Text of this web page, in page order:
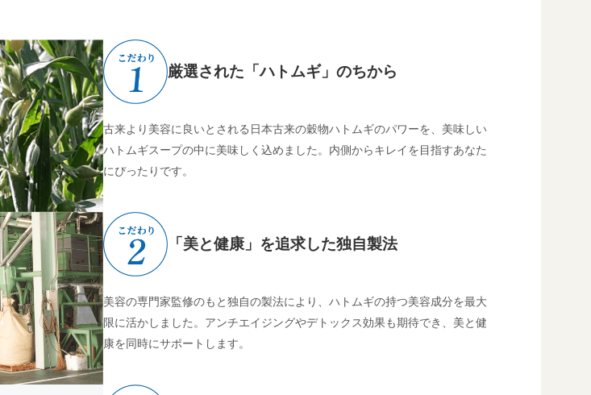
厳選された「ハトムギ」のちから
古来より美容に良いとされる日本古来の穀物ハトムギのパワーを、美味しい
ハトムギスープの中に美味しく込めました。内側からキレイを目指すあなた
にぴったりです。
「美と健康」を追求した独自製法
美容の専門家監修のもと独自の製法により、ハトムギの持つ美容成分を最大
限に活かしました。アンチエイジングやデトックス効果も期待でき、美と健
康を同時にサポートします。